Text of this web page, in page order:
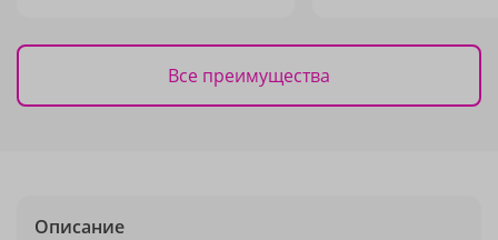
Все преимущества
Описание